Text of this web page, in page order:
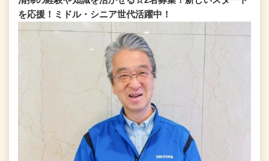
を応援！ミドル・シニア世代活躍中！